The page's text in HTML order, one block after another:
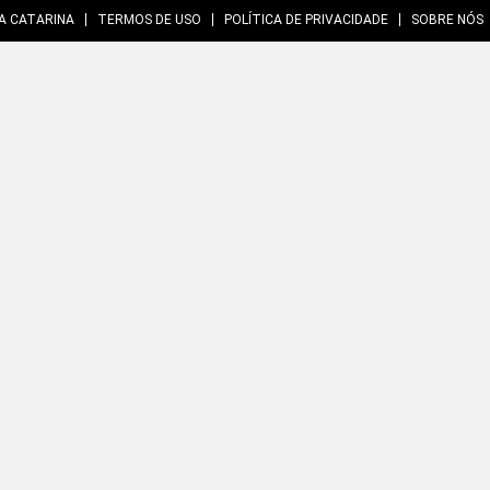
CATARINA TERMOS DE USO POLÍTICA DE PRIVACIDADE SOBRE NÓS